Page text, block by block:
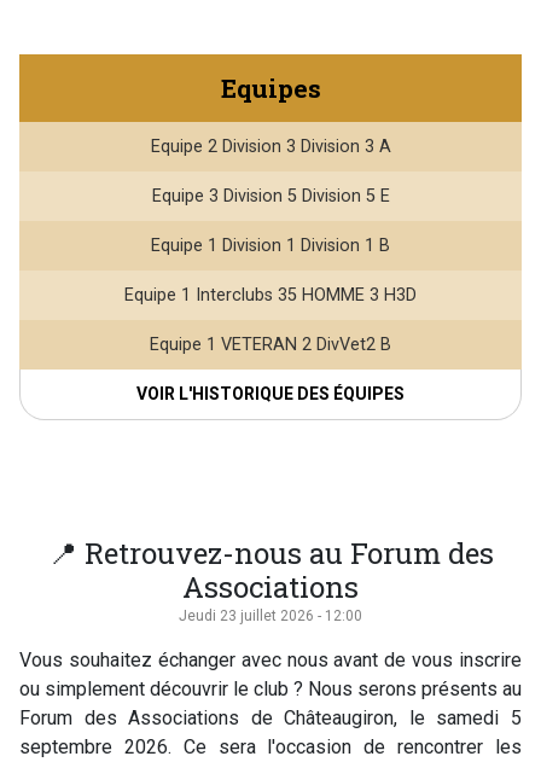
Equipes
Equipe 2 Division 3 Division 3 A
Equipe 3 Division 5 Division 5 E
Equipe 1 Division 1 Division 1 B
Equipe 1 Interclubs 35 HOMME 3 H3D
Equipe 1 VETERAN 2 DivVet2 B
VOIR L'HISTORIQUE DES ÉQUIPES
📍 Retrouvez-nous au Forum des
Associations
Jeudi 23 juillet 2026 - 12:00
Vous souhaitez échanger avec nous avant de vous inscrire
ou simplement découvrir le club ? Nous serons présents au
Forum des Associations de Châteaugiron, le samedi 5
septembre 2026. Ce sera l'occasion de rencontrer les